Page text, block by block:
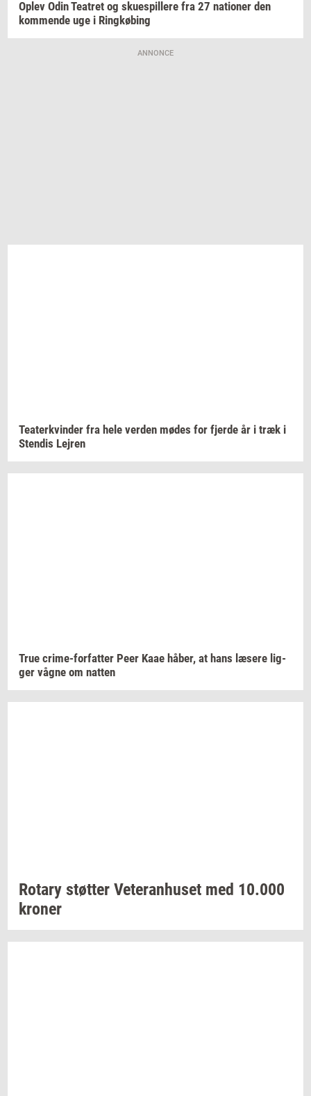
Oplev OdinTe­a­tret og sku­e­spil­le­re fra 27 na­tio­ner den
kom­men­de uge i Ring­kø­bing
ANNONCE
Te­a­ter­kvin­der fra hele ver­den mødes for fjer­de år i træk i
Sten­dis Lej­ren
True crime-​forfatter Peer Kaae håber, at hans læ­se­re lig­
ger vågne om nat­ten
Ro­tary støt­ter Ve­te­ran­hu­set med 10.000
kro­ner